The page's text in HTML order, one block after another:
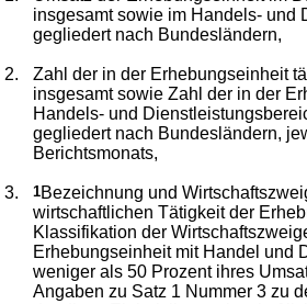
insgesamt sowie im Handels- und
gegliedert nach Bundesländern,
2.
Zahl der in der Erhebungseinheit
insgesamt sowie Zahl der in der
Handels- und
gegliedert nach Bundesländern,
Berichtsmonats,
3. 1Bezeichnung und
wirtschaftlichen Tätigkeit der
Klassifikation der
Erhebungseinheit mit Handel und
weniger als 50 Prozent ihres
Angaben zu Satz 1 Nummer 3 zu